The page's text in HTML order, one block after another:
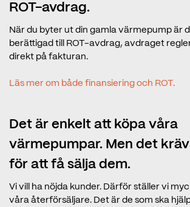
ROT-avdrag.
När du byter ut din gamla värmepump är
berättigad till ROT-avdrag, avdraget
direkt på fakturan.
Läs mer om både finansiering och ROT.
Det är enkelt att köpa våra
värmepumpar. Men det
för att få sälja dem.
Vi vill ha nöjda kunder. Därför ställer vi
våra återförsäljare. Det är de som ska